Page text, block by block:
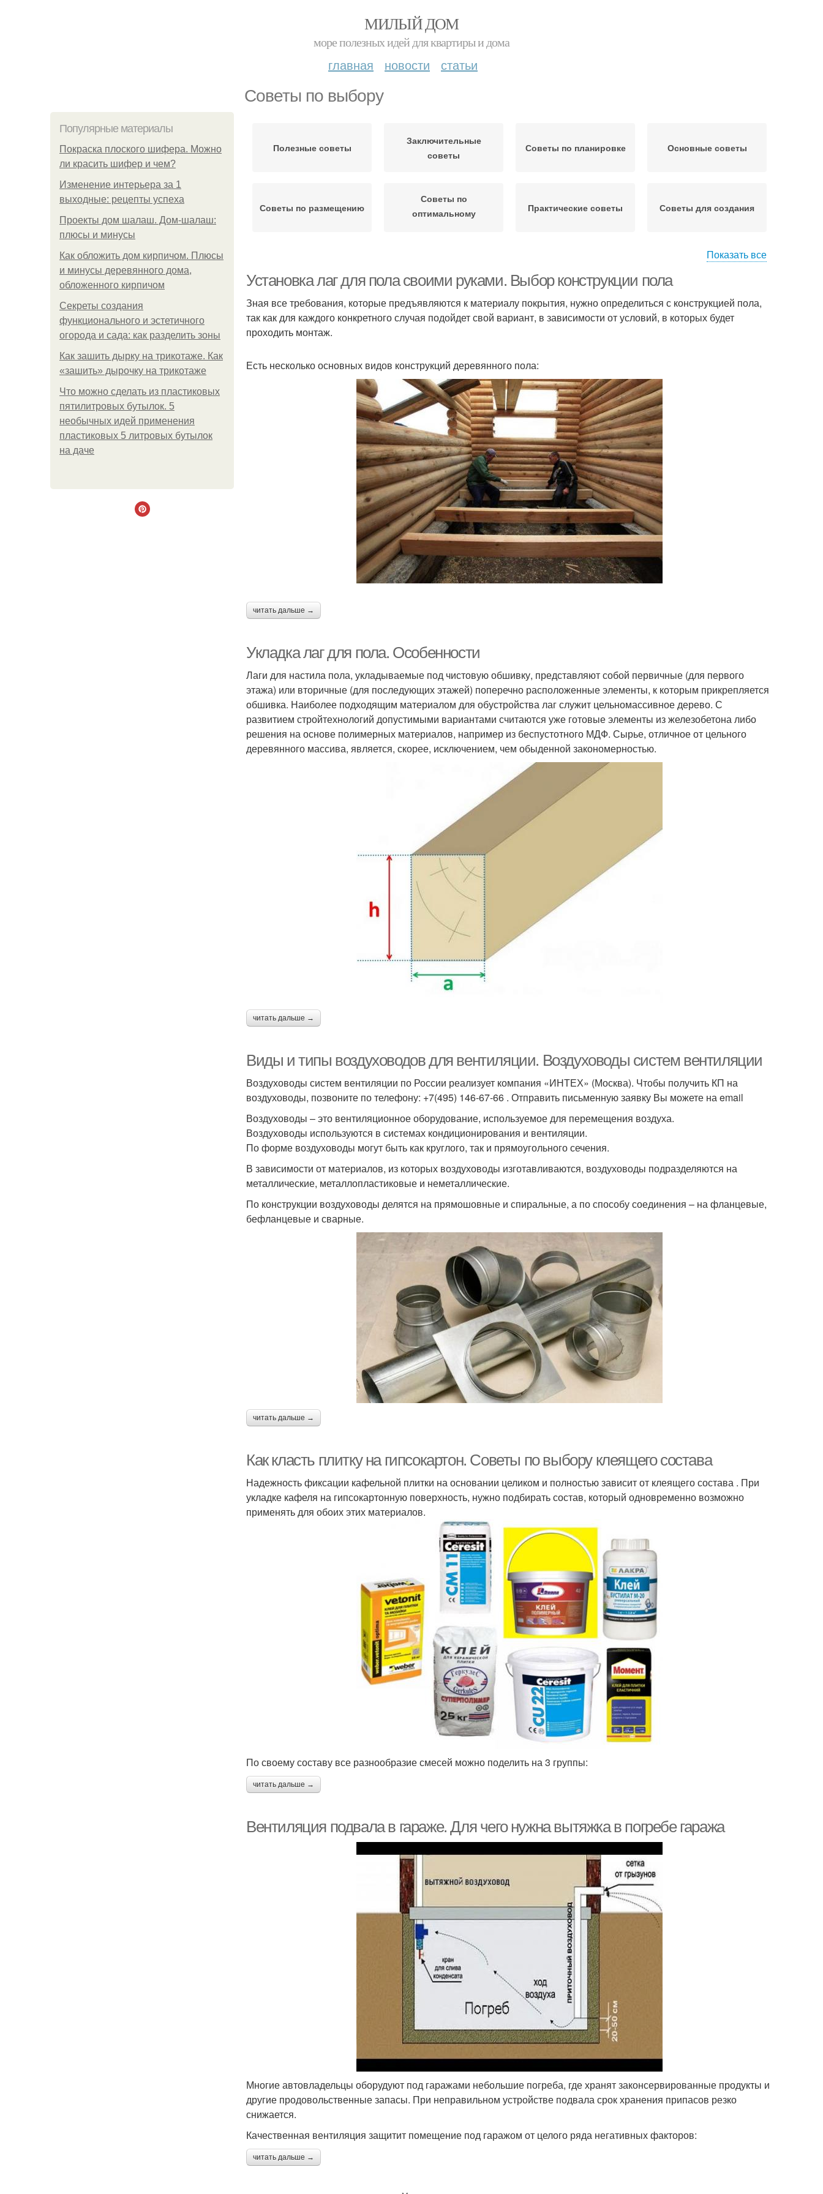
МИЛЫЙ ДОМ
море полезных идей для квартиры и дома
главная новости статьи
Советы по выбору
Популярные материалы
Покраска плоского шифера. Можно
ли красить шифер и чем?
Изменение интерьера за 1
выходные: рецепты успеха
Проекты дом шалаш. Дом-шалаш:
плюсы и минусы
Как обложить дом кирпичом. Плюсы
и минусы деревянного дома,
обложенного кирпичом
Секреты создания
функционального и эстетичного
огорода и сада: как разделить зоны
Как зашить дырку на трикотаже. Как
«зашить» дырочку на трикотаже
Что можно сделать из пластиковых
пятилитровых бутылок. 5
необычных идей применения
пластиковых 5 литровых бутылок
на даче
Полезные советы
Заключительные
советы
Советы по планировке Основные советы
Советы по размещению
Советы по
оптимальному
Практические советы Советы для создания
Советы по внутреннему
Советы по
строительству
Советы для
Показать все
Установка лаг для пола своими руками. Выбор конструкции пола
Зная все требования, которые предъявляются к материалу покрытия, нужно определиться с конструкцией пола,
так как для каждого конкретного случая подойдет свой вариант, в зависимости от условий, в которых будет
проходить монтаж.
Есть несколько основных видов конструкций деревянного пола:
читать дальше →
Укладка лаг для пола. Особенности
Лаги для настила пола, укладываемые под чистовую обшивку, представляют собой первичные (для первого
этажа) или вторичные (для последующих этажей) поперечно расположенные элементы, к которым прикрепляется
обшивка. Наиболее подходящим материалом для обустройства лаг служит цельномассивное дерево. С
развитием стройтехнологий допустимыми вариантами считаются уже готовые элементы из железобетона либо
решения на основе полимерных материалов, например из беспустотного МДФ. Сырье, отличное от цельного
деревянного массива, является, скорее, исключением, чем обыденной закономерностью.
читать дальше →
Виды и типы воздуховодов для вентиляции. Воздуховоды систем вентиляции
Воздуховоды систем вентиляции по России реализует компания «ИНТЕХ» (Москва). Чтобы получить КП на
воздуховоды, позвоните по телефону: +7(495) 146-67-66 . Отправить письменную заявку Вы можете на email
Воздуховоды – это вентиляционное оборудование, используемое для перемещения воздуха.
Воздуховоды используются в системах кондиционирования и вентиляции.
По форме воздуховоды могут быть как круглого, так и прямоугольного сечения.
В зависимости от материалов, из которых воздуховоды изготавливаются, воздуховоды подразделяются на
металлические, металлопластиковые и неметаллические.
По конструкции воздуховоды делятся на прямошовные и спиральные, а по способу соединения – на фланцевые,
бефланцевые и сварные.
читать дальше →
Как класть плитку на гипсокартон. Советы по выбору клеящего состава
Надежность фиксации кафельной плитки на основании целиком и полностью зависит от клеящего состава . При
укладке кафеля на гипсокартонную поверхность, нужно подбирать состав, который одновременно возможно
применять для обоих этих материалов.
По своему составу все разнообразие смесей можно поделить на 3 группы:
читать дальше →
Вентиляция подвала в гараже. Для чего нужна вытяжка в погребе гаража
Многие автовладельцы оборудуют под гаражами небольшие погреба, где хранят законсервированные продукты и
другие продовольственные запасы. При неправильном устройстве подвала срок хранения припасов резко
снижается.
Качественная вентиляция защитит помещение под гаражом от целого ряда негативных факторов:
читать дальше →